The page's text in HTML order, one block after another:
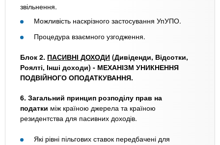
звільнення.
Можливість наскрізного застосування УпУПО.
Процедура взаємного узгодження.
Блок 2. ПАСИВНІ ДОХОДИ (Дивіденди, Відсотки,
Роялті, Інші доходи) - МЕХАНІЗМ УНИКНЕННЯ
ПОДВІЙНОГО ОПОДАТКУВАННЯ.
6. Загальний принцип розподілу прав на
податки між країною джерела та країною
резидентства для пасивних доходів.
Які рівні пільгових ставок передбачені для